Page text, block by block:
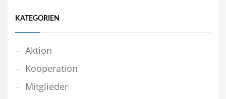
KATEGORIEN
Aktion
Kooperation
Mitglieder